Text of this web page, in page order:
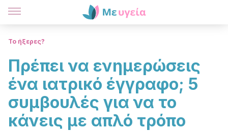
Το ήξερες?
Πρέπει να ενημερώσεις
ένα ιατρικό έγγραφο; 5
συμβουλές για να το
κάνεις με απλό τρόπο